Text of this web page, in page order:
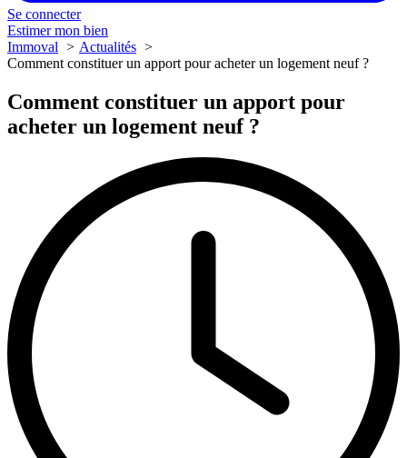
Se connecter
Estimer mon bien
Immoval
Actualités
Comment constituer un apport pour acheter un logement neuf ?
Comment constituer un apport pour
acheter un logement neuf ?